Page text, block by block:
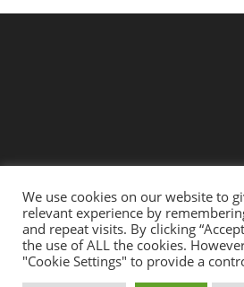
We use cookies on our website to
relevant experience by
and repeat visits. By clicking
the use of ALL the cookies.
"Cookie Settings" to provide a